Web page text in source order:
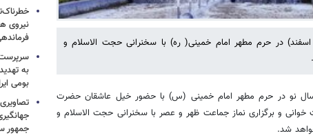
مراسم تحویل سال ۱۴۰۴، روز پنجشنبه (۳۰ اسفند) در حرم مطهر امام خمینی( ره) با سخنرانی حجت الاسلام و
سال نو در حرم مطهر امام خمینی (س) با حضور خیل عاشقان حضرت
خوانی و برگزاری نماز جماعت ظهر و عصر با سخنرانی حجت الاسلام و
به
بومی
جمهور